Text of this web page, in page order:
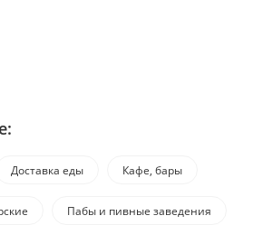
Доставка еды Кафе, бары
Пабы и пивные заведения